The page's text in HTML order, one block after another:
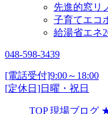
先進的窓リ
子育てエコ
給湯省エネ
048-598-3439
[電話受付]9:00～18:00
[定休日]日曜・祝日
TOP 現場ブログ